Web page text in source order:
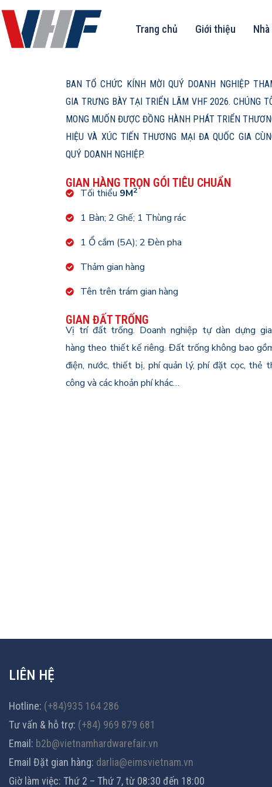
Trang chủ Giới thiệu
BAN TỔ CHỨC KÍNH MỜI QUÝ DOANH NGHIỆP
GIA TRƯNG BÀY TẠI TRIỂN LÃM VHF 2026. CHÚNG
MONG MUỐN ĐƯỢC ĐỒNG HÀNH PHÁT TRIỂN
HIỆU VÀ XÚC TIẾN THƯƠNG MẠI ĐA QUỐC GIA
QUÝ DOANH NGHIỆP.
GIAN HÀNG TRỌN GÓI TIÊU CHUẨN
Tối thiểu 9M2
1 Bàn; 2 Ghế; 1 Thùng rác
1 Ổ cắm (5A); 2 Đèn pha
Thảm gian hàng
Tên trên trám gian hàng
GIAN ĐẤT TRỐNG
Vị trí đất trống. Doanh nghiệp tự dàn dựng
hàng theo thiết kế riêng. Đất trống không bao
điện, nước, thiết bị, phí quản lý, phí đặt cọc, thẻ
công và các khoản phí khác…
LIÊN HỆ
Hotline: (+84)935 164 286
Tư vấn & hỗ trợ: (+84) 969 879 681
Email: b2b@vietnamhardwarefair.vn
Email Đặt gian hàng: darlia@eimsvietnam.vn
Giờ làm việc: Thứ 2 – Thứ 7, từ 08:30 đến 18:00